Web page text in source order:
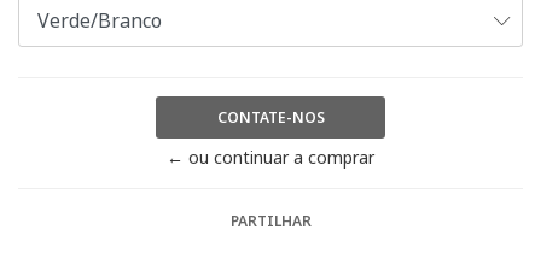
CONTATE-NOS
← ou continuar a comprar
PARTILHAR